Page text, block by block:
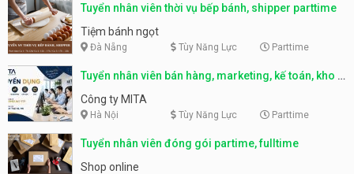
Tuyển nhân viên thời vụ bếp bánh, shipper parttime
Tiệm bánh ngọt
Đà Nẵng Tùy Năng Lực Parttime
Tuyển nhân viên bán hàng, marketing, kế toán, kho –
parttime, fulltime
Công ty MITA
Hà Nội Tùy Năng Lực Parttime
Tuyển nhân viên đóng gói partime, fulltime
Shop online